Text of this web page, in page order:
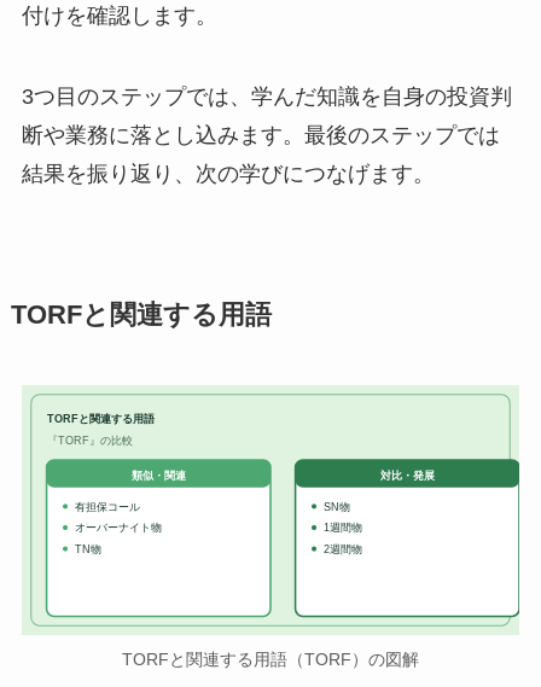
付けを確認します。
3つ目のステップでは、学んだ知識を自身の投資判
断や業務に落とし込みます。最後のステップでは
結果を振り返り、次の学びにつなげます。
TORFと関連する用語
TORFと関連する用語
『TORF』の比較
類似・関連
有担保コール
オーバーナイト物
TN物
対比・発展
SN物
1週間物
2週間物
TORFと関連する用語（TORF）の図解